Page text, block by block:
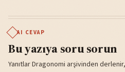
AI CEVAP
Bu yazıya soru sorun
Yanıtlar Dragonomi arşivinden